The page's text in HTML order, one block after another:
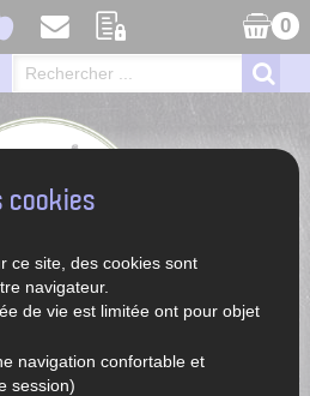
0
cookies
ce site, des cookies sont
navigateur.
de vie est limitée ont pour objet
navigation confortable et
session)